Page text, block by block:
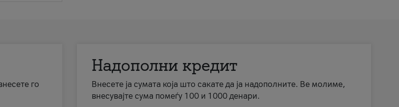
го
Надополни кредит
Внесете ја сумата која што сакате да ја надополните. Ве молиме,
внесувајте сума помеѓу 100 и 1000 денари.